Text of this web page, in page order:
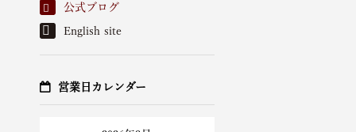
公式ブログ
English site
営業日カレンダー